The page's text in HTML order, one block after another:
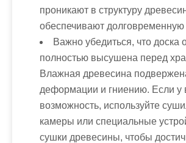
проникают в структуру
обеспечивают долговременную
Важно убедиться, что доска
полностью высушена перед
Влажная древесина
деформации и гниению. Если у
возможность, используйте
камеры или специальные
сушки древесины, чтобы